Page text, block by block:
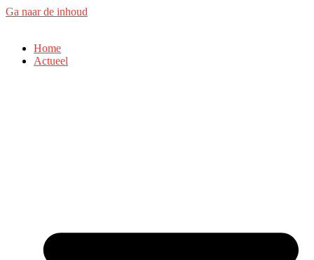
Ga naar de inhoud
Home
Actueel